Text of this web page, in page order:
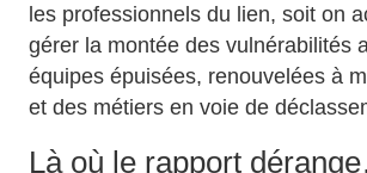
les professionnels du lien, soit on
gérer la montée des vulnérabilités
équipes épuisées, renouvelées à
et des métiers en voie de
Là où le rapport